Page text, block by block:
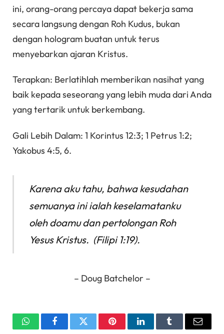
ini, orang-orang percaya dapat bekerja sama
secara langsung dengan Roh Kudus, bukan
dengan hologram buatan untuk terus
menyebarkan ajaran Kristus.
Terapkan: Berlatihlah memberikan nasihat yang
baik kepada seseorang yang lebih muda dari Anda
yang tertarik untuk berkembang.
Gali Lebih Dalam: 1 Korintus 12:3; 1 Petrus 1:2;
Yakobus 4:5, 6.
Karena aku tahu, bahwa kesudahan
semuanya ini ialah keselamatanku
oleh doamu dan pertolongan Roh
Yesus Kristus. (Filipi 1:19).
– Doug Batchelor –
WhatsAppFacebookTwitter PinterestLinkedInTumblr Email